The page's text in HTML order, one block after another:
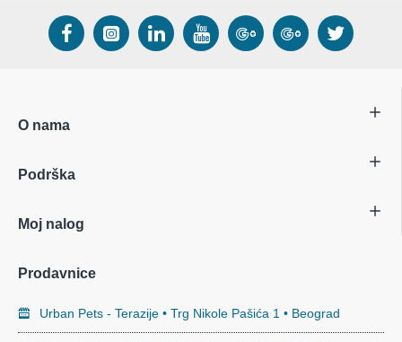
O nama
Podrška
Moj nalog
Prodavnice
Urban Pets - Terazije • Trg Nikole Pašića 1 • Beograd